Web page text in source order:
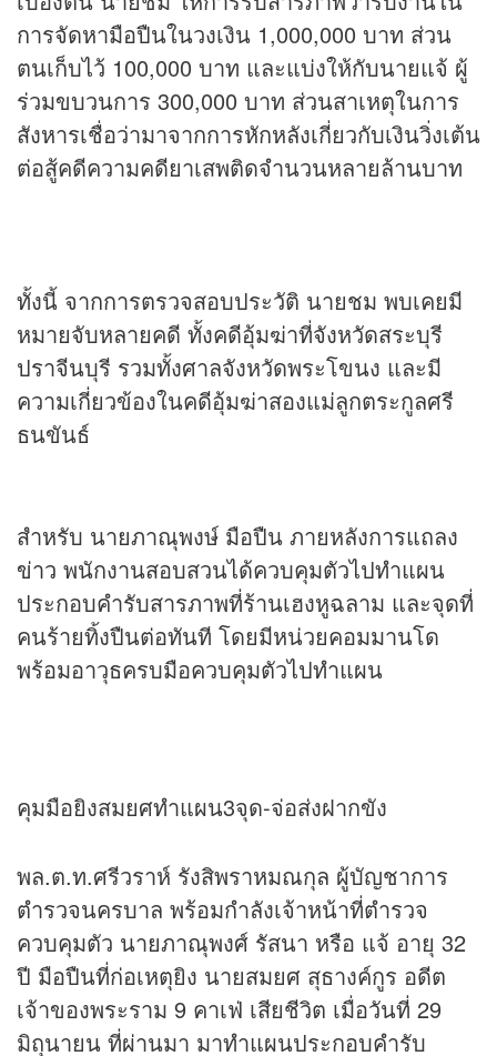
การจัดหามือปืนในวงเงิน 1,000,000 บาท ส่วน
ตนเก็บไว้ 100,000 บาท และแบ่งให้กับนายแจ้ ผู้
ร่วมขบวนการ 300,000 บาท ส่วนสาเหตุในการ
สังหารเชื่อว่ามาจากการหักหลังเกี่ยวกับเงินวิ่งเต้น
ต่อสู้คดีความคดียาเสพติดจำนวนหลายล้านบาท
ทั้งนี้ จากการตรวจสอบประวัติ นายชม พบเคยมี
หมายจับหลายคดี ทั้งคดีอุ้มฆ่าที่จังหวัดสระบุรี
ปราจีนบุรี รวมทั้งศาลจังหวัดพระโขนง และมี
ความเกี่ยวข้องในคดีอุ้มฆ่าสองแม่ลูกตระกูลศรี
ธนขันธ์
สำหรับ นายภาณุพงษ์ มือปืน ภายหลังการแถลง
ข่าว พนักงานสอบสวนได้ควบคุมตัวไปทำแผน
ประกอบคำรับสารภาพที่ร้านเฮงหูฉลาม และจุดที่
คนร้ายทิ้งปืนต่อทันที โดยมีหน่วยคอมมานโด
พร้อมอาวุธครบมือควบคุมตัวไปทำแผน
คุมมือยิงสมยศทำแผน3จุด-จ่อส่งฝากขัง
พล.ต.ท.ศรีวราห์ รังสิพราหมณกุล ผู้บัญชาการ
ตำรวจนครบาล พร้อมกำลังเจ้าหน้าที่ตำรวจ
ควบคุมตัว นายภาณุพงศ์ รัสนา หรือ แจ้ อายุ 32
ปี มือปืนที่ก่อเหตุยิง นายสมยศ สุธางค์กูร อดีต
เจ้าของพระราม 9 คาเฟ่ เสียชีวิต เมื่อวันที่ 29
มิถุนายน ที่ผ่านมา มาทำแผนประกอบคำรับ